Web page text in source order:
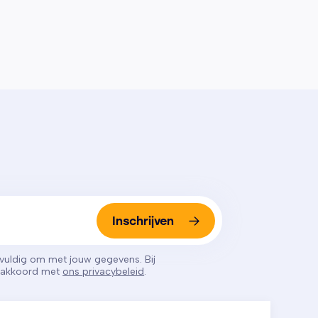
Inschrijven
om met jouw gegevens. Bij
met ons privacybeleid.